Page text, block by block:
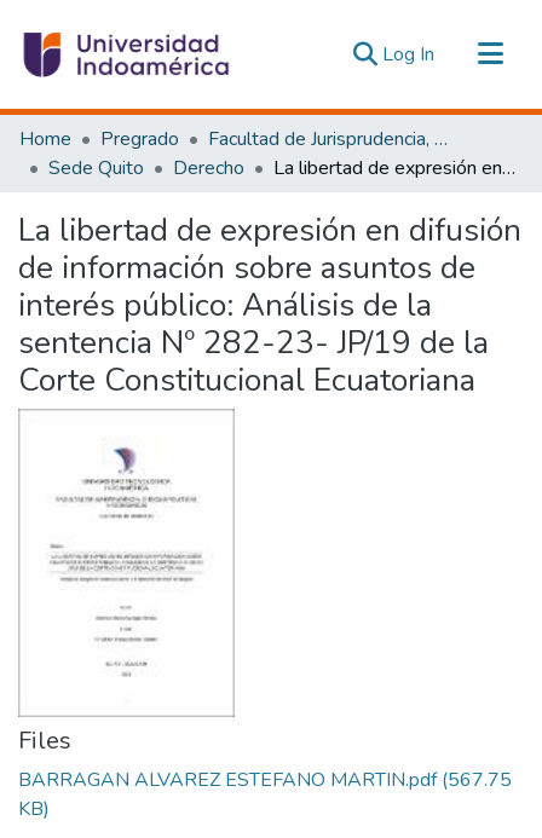
Log In (current)
Communities & Collections
All of DSpace
Estadísticas Externas
Home Pregrado
Facultad de Jurisprudencia, Ciencias Políticas y Económicas
Sede Quito
Derecho La libertad de expresión en difusión de información sobre asuntos de interés público: Análisis de la sentencia Nº 282-23- JP/19 de la Corte Constitucional Ecuatoriana
La libertad de expresión en difusión
de información sobre asuntos de
interés público: Análisis de la
sentencia Nº 282-23- JP/19 de la
Corte Constitucional Ecuatoriana
Files
BARRAGAN ALVAREZ ESTEFANO MARTIN.pdf(567.75
KB)